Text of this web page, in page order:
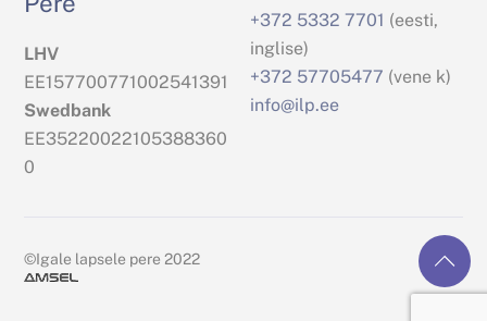
LHV
EE157700771002541391
Swedbank
EE35220022105388360
0
+372 5332 7701 (eesti,
inglise)
+372 57705477 (vene k)
info@ilp.ee
©Igale lapsele pere 2022